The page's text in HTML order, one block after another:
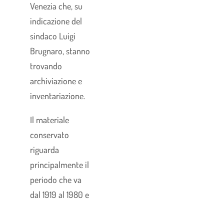
Venezia che, su
indicazione del
sindaco Luigi
Brugnaro, stanno
trovando
archiviazione e
inventariazione.
Il materiale
conservato
riguarda
principalmente il
periodo che va
dal 1919 al 1980 e